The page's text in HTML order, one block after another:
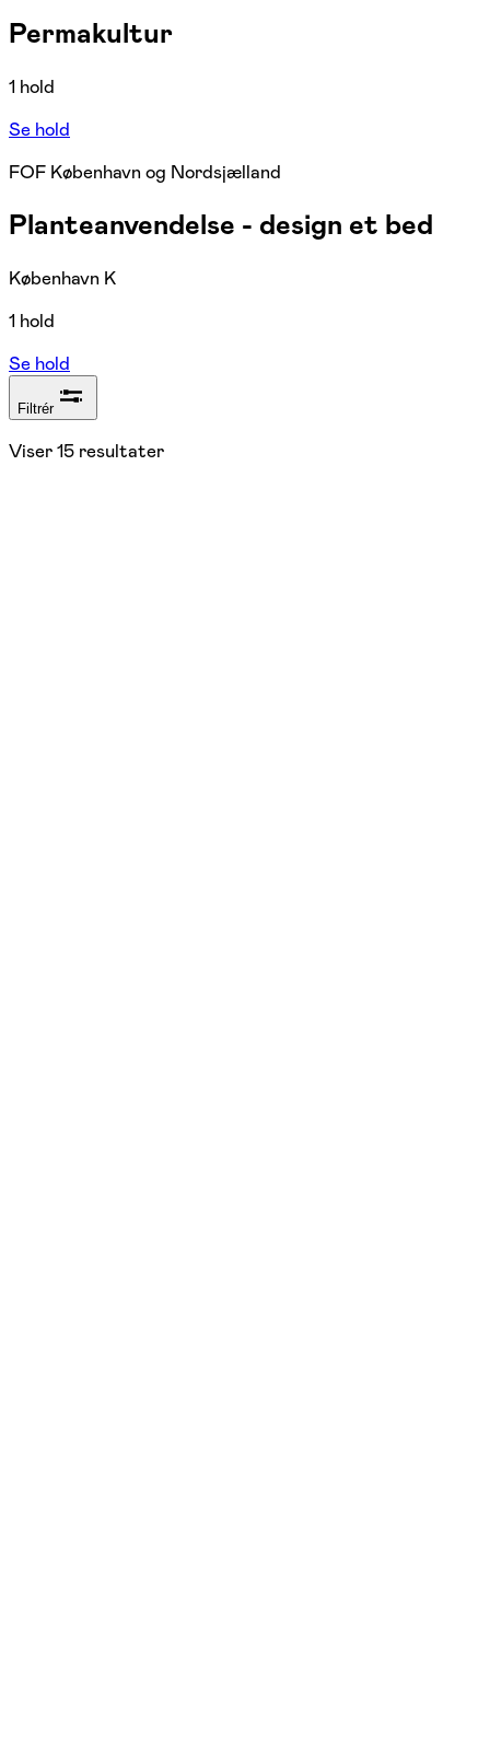
Permakultur
1 hold
Se hold
FOF København og Nordsjælland
Planteanvendelse - design et bed
København K
1 hold
Se hold
Filtrér
Viser15 resultater